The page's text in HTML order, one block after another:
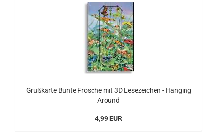
Grußkarte Bunte Frösche mit 3D Lesezeichen - Hanging
Around
4,99 EUR